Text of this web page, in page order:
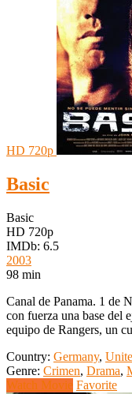
HD 720p
Basic
Basic
HD 720p
IMDb: 6.5
2003
98 min
Canal de Panama. 1 de
con fuerza una base del
equipo de Rangers, un
Country: Germany,
Genre: Crimen, Drama,
Watch Movie Favorite